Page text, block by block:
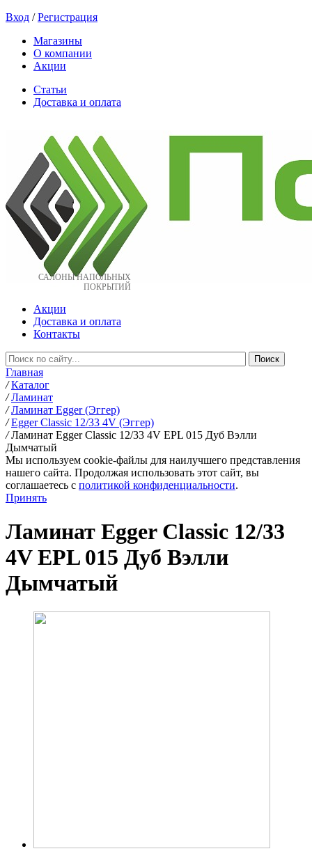
Вход /Регистрация
Магазины
О компании
Акции
Статьи
Доставка и оплата
САЛОНЫ НАПОЛЬНЫХ
ПОКРЫТИЙ
Акции
Доставка и оплата
Контакты
Главная
/ Каталог
/ Ламинат
/ Ламинат Egger (Эггер)
/ Egger Classic 12/33 4V (Эггер)
/ Ламинат Egger Classic 12/33 4V EPL 015 Дуб Вэлли
Дымчатый
Мы используем cookie-файлы для наилучшего представления
нашего сайта. Продолжая использовать этот сайт, вы
соглашаетесь c политикой конфиденциальности.
Принять
Ламинат Egger Classic 12/33
4V EPL 015 Дуб Вэлли
Дымчатый